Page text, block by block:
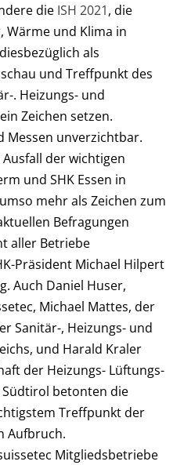
die ISH 2021, die
Wärme und Klima in
als
und Treffpunkt des
. Heizungs- und
Zeichen setzen.
Messen unverzichtbar.
der wichtigen
und SHK Essen in
mehr als Zeichen zum
Befragungen
aller Betriebe
Präsident Michael Hilpert
Auch Daniel Huser,
Michael Mattes, der
Sanitär-, Heizungs- und
und Harald Kraler
der Heizungs- Lüftungs-
betonten die
Treffpunkt der
Aufbruch.
Mitgliedsbetriebe